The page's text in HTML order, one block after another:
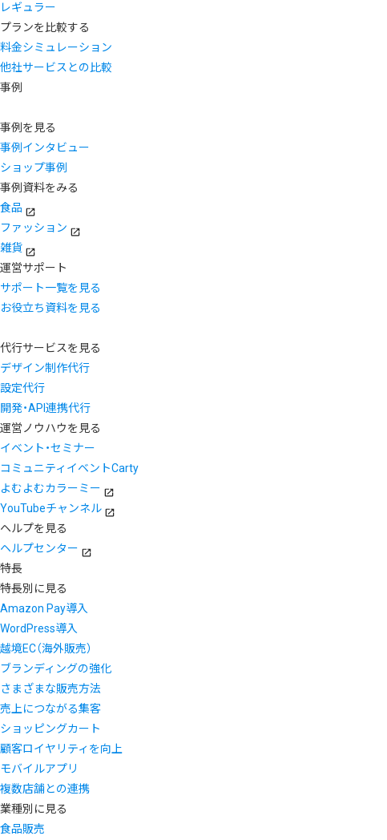
レギュラー
プランを比較する
料金シミュレーション
他社サービスとの比較
事例
事例を見る
事例インタビュー
ショップ事例
事例資料をみる
食品
ファッション
雑貨
運営サポート
サポート一覧を見る
お役立ち資料を見る
代行サービスを見る
デザイン制作代行
設定代行
開発・API連携代行
運営ノウハウを見る
イベント・セミナー
コミュニティイベントCarty
よむよむカラーミー
YouTubeチャンネル
ヘルプを見る
ヘルプセンター
特長
特長別に見る
Amazon Pay導入
WordPress導入
越境EC（海外販売）
ブランディングの強化
さまざまな販売方法
売上につながる集客
ショッピングカート
顧客ロイヤリティを向上
モバイルアプリ
複数店舗との連携
業種別に見る
食品販売